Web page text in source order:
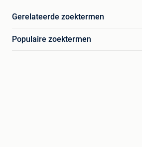
Gerelateerde zoektermen
Populaire zoektermen